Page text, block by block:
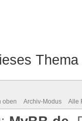
oben Archiv-Modus Alle